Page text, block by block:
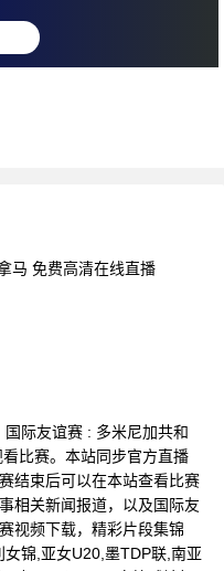
: 0
马 免费高清在线直播
际友谊赛 : 多米尼加共和
比赛。本站同步官方直播
结束后可以在本站查看比赛
相关新闻报道，以及国际友
视频下载，精彩片段集锦
锦,亚女U20,墨TDP联,南亚